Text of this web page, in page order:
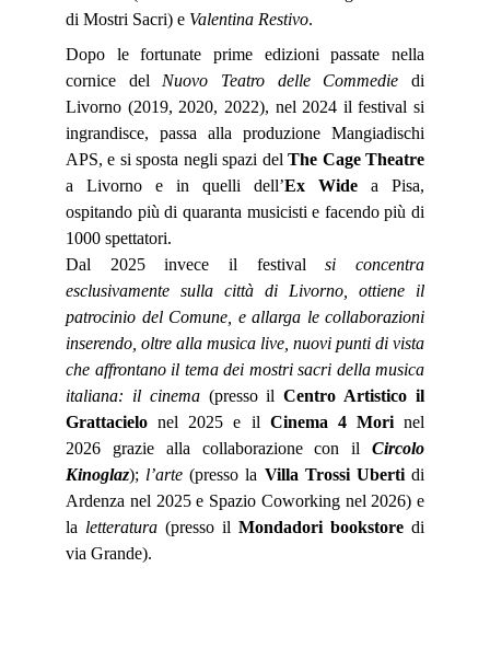
di Mostri Sacri) e Valentina Restivo.
Dopo le fortunate prime edizioni passate nella
cornice del Nuovo Teatro delle Commedie di
Livorno (2019, 2020, 2022), nel 2024 il festival si
ingrandisce, passa alla produzione Mangiadischi
APS, e si sposta negli spazi delThe Cage Theatre
a Livorno e in quelli dell’Ex Wide
a Pisa,
ospitando più di quaranta musicisti e facendo più di
1000 spettatori.
Dal 2025 invece il festivalsi concentra
esclusivamente sulla città di Livorno, ottiene il
patrocinio del Comune, e allarga le collaborazioni
inserendo, oltre alla musica live, nuovi punti di vista
che affrontano il tema dei mostri sacri della musica
italiana: il cinema(presso ilCentro Artistico il
Grattacielo nel 2025 e il Cinema 4 Mori nel
2026 grazie alla collaborazione con il Circolo
Kinoglaz); l’arte(presso la Villa Trossi Ubertidi
Ardenza nel 2025 e Spazio Coworking nel 2026) e
la letteratura (presso il Mondadori bookstore di
via Grande).